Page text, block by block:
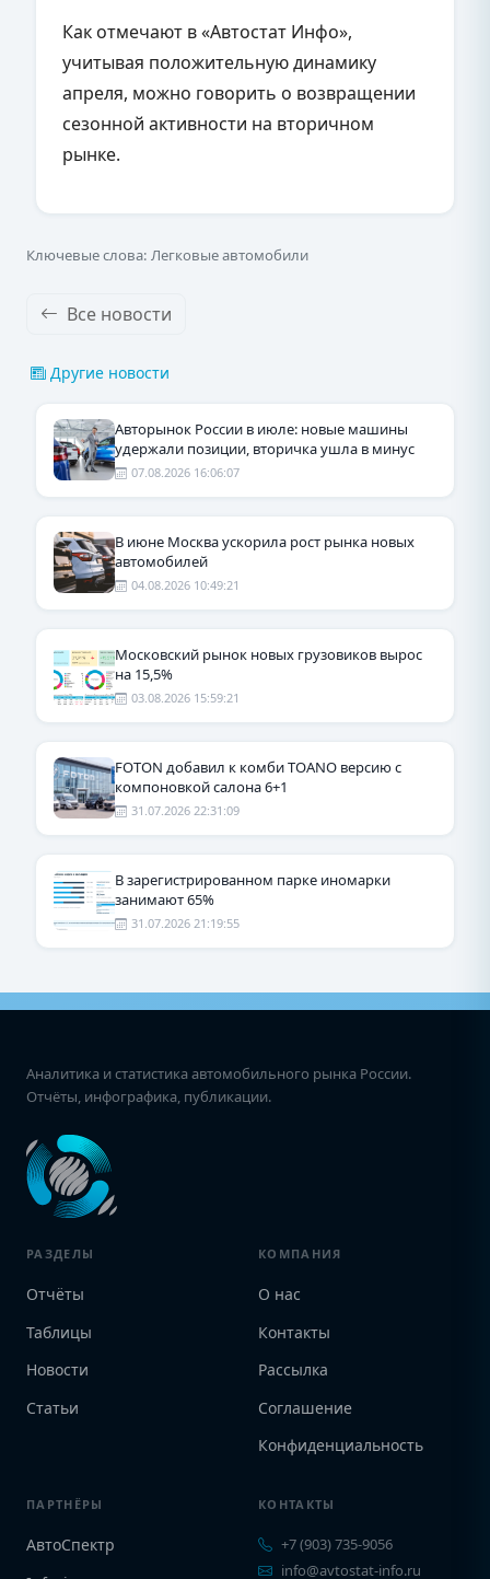
Как отмечают в «Автостат Инфо»,
учитывая положительную динамику
апреля, можно говорить о возвращении
сезонной активности на вторичном
рынке.
Ключевые слова: Легковые автомобили
Все новости
Другие новости
Авторынок России в июле: новые машины
удержали позиции, вторичка ушла в минус
07.08.2026 16:06:07
В июне Москва ускорила рост рынка новых
автомобилей
04.08.2026 10:49:21
Московский рынок новых грузовиков вырос
на 15,5%
03.08.2026 15:59:21
FOTON добавил к комби TOANO версию с
компоновкой салона 6+1
31.07.2026 22:31:09
В зарегистрированном парке иномарки
занимают 65%
31.07.2026 21:19:55
Аналитика и статистика автомобильного рынка России.
Отчёты, инфографика, публикации.
РАЗДЕЛЫ
Отчёты
Таблицы
Новости
Статьи
КОМПАНИЯ
О нас
Контакты
Рассылка
Соглашение
Конфиденциальность
ПАРТНЁРЫ
АвтоСпектр
КОНТАКТЫ
+7 (903) 735-9056
info@avtostat-info.ru